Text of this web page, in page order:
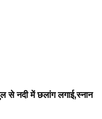
से नदी में छलांग लगाई,स्नान